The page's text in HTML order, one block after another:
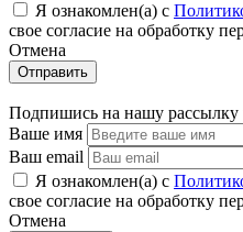
Я ознакомлен(а) с
свое cогласие на обработку
Отмена
Отправить
Подпишись на нашу рассылку
Ваше имя
Ваш email
Я ознакомлен(а) с
свое cогласие на обработку
Отмена